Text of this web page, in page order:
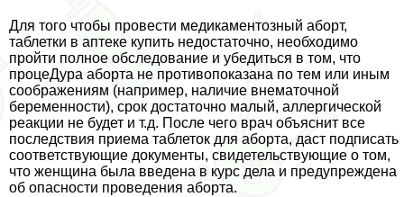
Для того чтобы провести медикаментозный aбopт,
таблетки в аптеке купить недостаточно, необходимо
пройти полное обследование и убедиться в том, что
процеДypa aбopта не противопоказана по тем или иным
соображениям (например, наличие внематочной
беременности), срок достаточно малый, аллергической
реакции не будет и т.д. После чего врач объяснит все
последствия приема таблеток для aбopта, даст подписать
соответствующие документы, свидетельствующие о том,
что женщина была введена в курс дела и предупреждена
об опасности проведения aбopта.